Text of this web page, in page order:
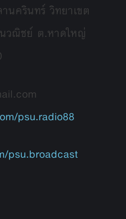
นครินทร์ วิทยาเขต
วณิชย์ ต.หาดใหญ่
psu.radio88
psu.broadcast